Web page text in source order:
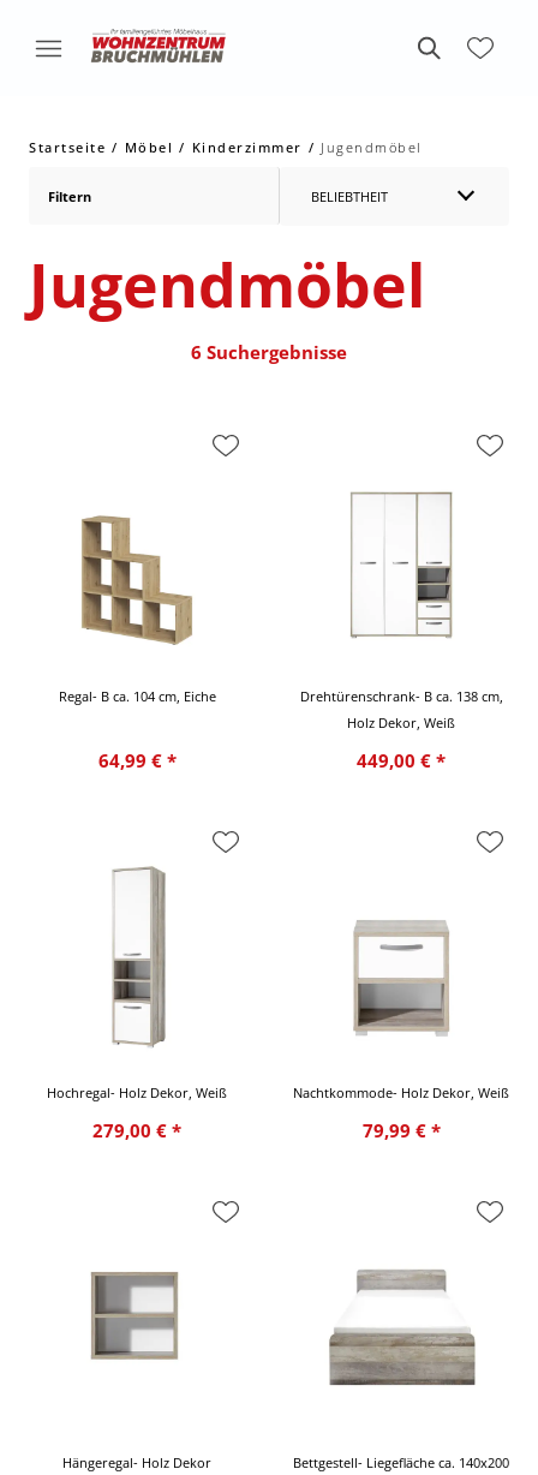
Startseite Möbel Kinderzimmer Jugendmöbel
Filtern BELIEBTHEIT
Jugendmöbel
6 Suchergebnisse
Regal- B ca. 104 cm, Eiche
64,99 € *
Drehtürenschrank- B ca. 138 cm,
Holz Dekor, Weiß
449,00 € *
Hochregal- Holz Dekor, Weiß
279,00 € *
Nachtkommode- Holz Dekor, Weiß
79,99 € *
Hängeregal- Holz Dekor
Bettgestell- Liegefläche ca. 140x200